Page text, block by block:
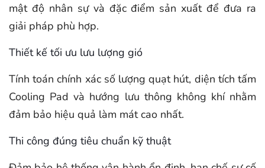
mật độ nhân sự và đặc điểm sản xuất để đưa ra
giải pháp phù hợp.
Thiết kế tối ưu lưu lượng gió
Tính toán chính xác số lượng quạt hút, diện tích tấm
Cooling Pad và hướng lưu thông không khí nhằm
đảm bảo hiệu quả làm mát cao nhất.
Thi công đúng tiêu chuẩn kỹ thuật